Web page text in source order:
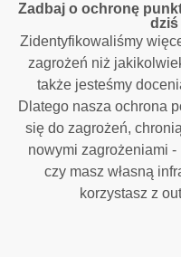
Zadbaj o ochronę
dziś
Zidentyfikowaliśmy
zagrożeń niż
także jesteśmy
Dlatego nasza ochrona
się do zagrożeń,
nowymi zagrożeniami
czy masz własną
korzystasz z